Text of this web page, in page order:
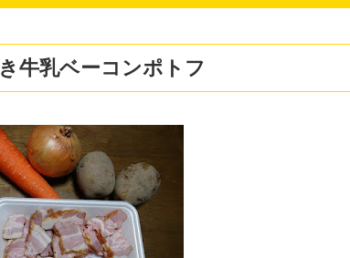
牛乳ベーコンポトフ